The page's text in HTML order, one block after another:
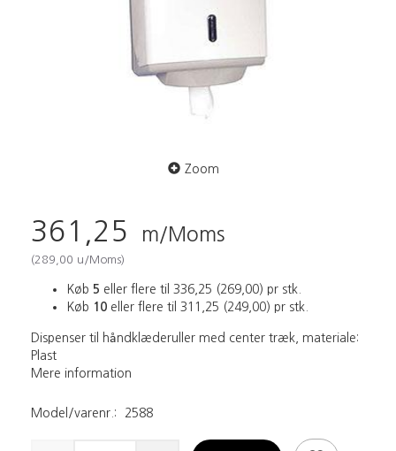
Zoom
361,25 m/Moms
(289,00 u/Moms)
Køb 5 eller flere til 336,25 (269,00) pr stk.
Køb 10 eller flere til 311,25 (249,00) pr stk.
Dispenser til håndklæderuller med center træk, materiale:
Plast
Mere information
Model/varenr.: 2588